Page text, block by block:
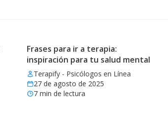
Frases para ir a terapia:
inspiración para tu salud mental
Terapify - Psicólogos en Línea
27 de agosto de 2025
7 min de lectura